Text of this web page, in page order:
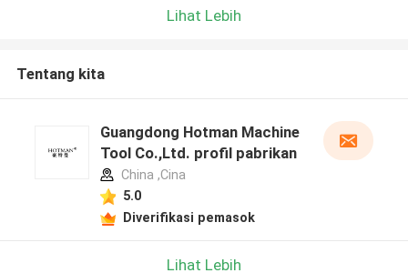
Lihat Lebih
Tentang kita
Guangdong Hotman Machine
Tool Co.,Ltd. profil pabrikan
China ,Cina
5.0
Diverifikasi pemasok
Lihat Lebih